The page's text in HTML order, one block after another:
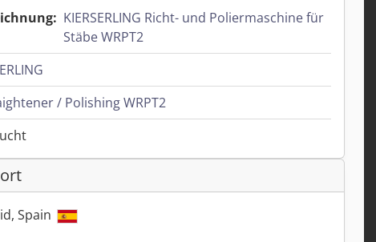
KIERSERLING Richt- und Poliermaschine für
Stäbe WRPT2
/ Polishing WRPT2
Spain